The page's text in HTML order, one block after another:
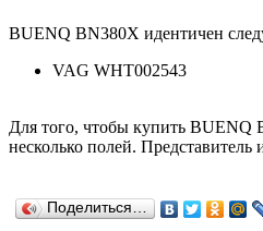
BUENQ BN380X идентичен
VAG WHT002543
Для того, чтобы купить
несколько полей.
Поделиться…